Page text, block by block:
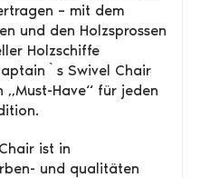
– mit dem
und den Holzsprossen
Holzschiffe
Swivel Chair
„Must-Have“ für jeden
ist in
und qualitäten